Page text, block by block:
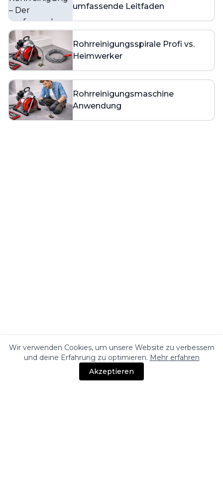
umfassende Leitfaden
Rohrreinigungsspirale Profi vs.
Heimwerker
Rohrreinigungsmaschine
Anwendung
Wir verwenden Cookies, um unsere Website zu verbessern
und deine Erfahrung zu optimieren. Mehr erfahren
Akzeptieren